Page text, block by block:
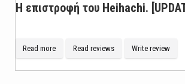
Η επιστροφή του Heihachi.
Read more Read reviews Write review